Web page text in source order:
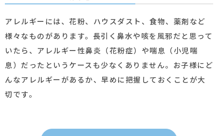
アレルギーには、花粉、ハウスダスト、食物、薬剤など
様々なものがあります。長引く鼻水や咳を風邪だと思って
いたら、アレルギー性鼻炎（花粉症）や喘息（小児喘
息）だったというケースも少なくありません。お子様にど
んなアレルギーがあるか、早めに把握しておくことが大
切です。